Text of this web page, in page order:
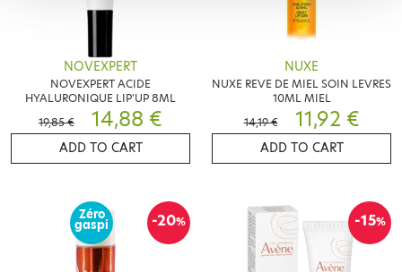
NOVEXPERT
NOVEXPERT ACIDE
HYALURONIQUE LIP'UP 8ML
19,85 €
14,88 €
ADD TO CART
NUXE
NUXE REVE DE MIEL SOIN LEVRES
10ML MIEL
14,19 €
11,92 €
ADD TO CART
-20%
Zéro
gaspi -15%